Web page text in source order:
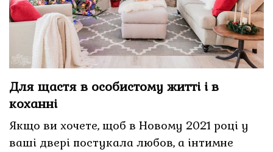
Для щастя в особистому житті і в
коханні
Якщо ви хочете, щоб в Новому 2021 році у
ваші двері постукала любов, а інтимне